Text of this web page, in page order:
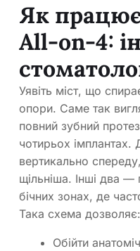
Як
All-on-4:
Уявіть міст, що
опори. Саме так
повний зубний
чотирьох
вертикально
щільніша. Інші два —
бічних зонах, де
Така схема дозволяє:
Обійти